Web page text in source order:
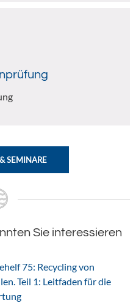
SEMINARE
Sie interessieren
75: Recycling von
Teil 1: Leitfaden für die